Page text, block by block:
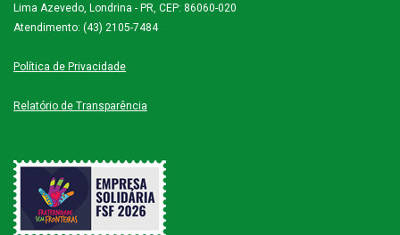
Lima Azevedo, Londrina - PR, CEP: 86060-020
Atendimento: (43) 2105-7484
Política de Privacidade
Relatório de Transparência